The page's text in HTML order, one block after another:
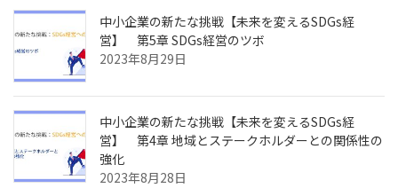
中小企業の新たな挑戦【未来を変えるSDGs経
営】 第5章 SDGs経営のツボ
2023年8月29日
中小企業の新たな挑戦【未来を変えるSDGs経
営】 第4章 地域とステークホルダーとの関係性の
強化
2023年8月28日